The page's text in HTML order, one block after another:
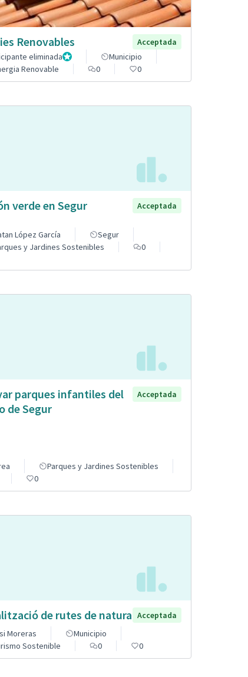
Renovables
Acceptada
eliminadaAdministradorMunicipio
Renovable
0 0
verde en Segur Acceptada
López García
Segur
y Jardines Sostenibles
0
parques infantiles del
de Segur
Acceptada
Parques y Jardines Sostenibles
0
de rutes de natura Acceptada
Moreras
Municipio
Sostenible
0 0